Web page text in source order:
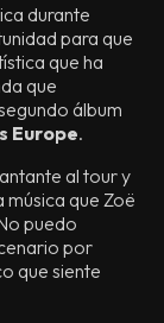
durante
para que
que ha
que
álbum
Europe.
al tour y
que Zoë
puedo
por
que siente